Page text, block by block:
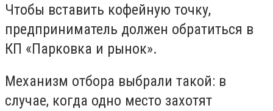
Чтобы вставить кофейную точку,
предприниматель должен обратиться в
КП «Парковка и рынок».
Механизм отбора выбрали такой: в
случае, когда одно место захотят